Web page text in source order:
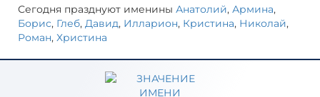
Сегодня празднуют именины Анатолий, Армина,
Борис, Глеб, Давид, Илларион, Кристина, Николай,
Роман, Христина